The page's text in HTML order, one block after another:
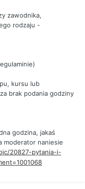
zawodnika,
rodzaju -
kursu lub
brak podania godziny
godzina, jakaś
moderator naniesie
20827-pytania-i-